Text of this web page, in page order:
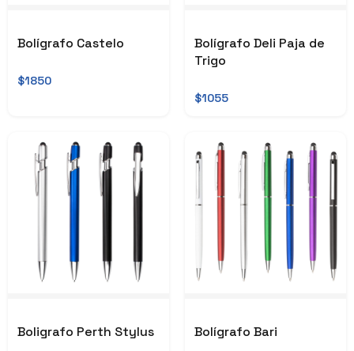
Bolígrafo Castelo
$1850
Bolígrafo Deli Paja de
Trigo
$1055
Boligrafo Perth Stylus Bolígrafo Bari